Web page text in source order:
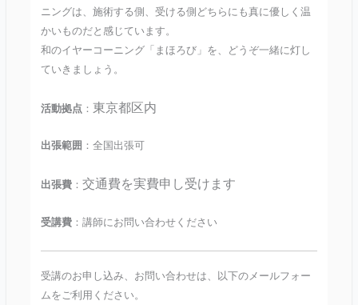
ニングは、施術する側、受ける側どちらにも真に優しく温
かいものだと感じています。
和のイヤーコーニング「まほろび」を、どうぞ一緒に灯し
ていきましょう。
活動拠点： 東京都区内
出張範囲 ：全国出張可
出張費： 交通費を実費申し受けます
受講費：講師にお問い合わせください
受講のお申し込み、お問い合わせは、以下のメールフォー
ムをご利用ください。